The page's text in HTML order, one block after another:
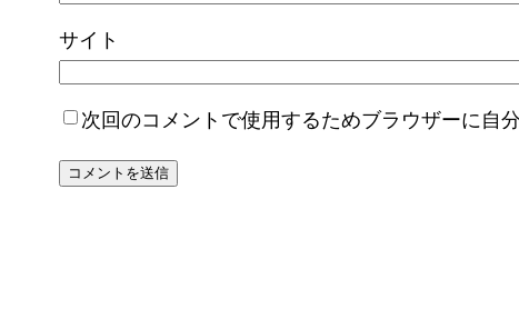
サイト
次回のコメントで使用するためブラウザーに自